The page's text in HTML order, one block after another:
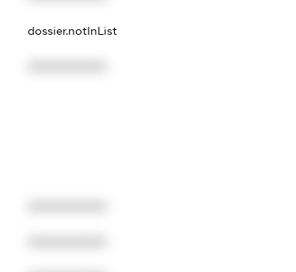
dossier.notInList